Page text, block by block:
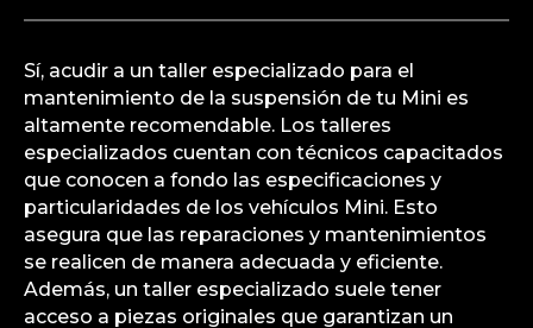
Sí, acudir a un taller especializado para el
mantenimiento de la suspensión de tu Mini es
altamente recomendable. Los talleres
especializados cuentan con técnicos capacitados
que conocen a fondo las especificaciones y
particularidades de los vehículos Mini. Esto
asegura que las reparaciones y mantenimientos
se realicen de manera adecuada y eficiente.
Además, un taller especializado suele tener
acceso a piezas originales que garantizan un